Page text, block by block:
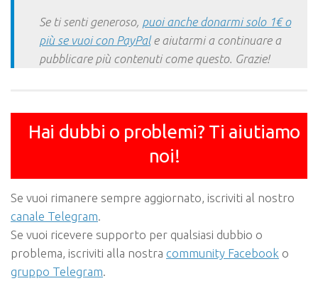
Se ti senti generoso, puoi anche donarmi solo 1€ o
più se vuoi con PayPale aiutarmi a continuare a
pubblicare più contenuti come questo. Grazie!
Hai dubbi o problemi? Ti aiutiamo
noi!
Se vuoi rimanere sempre aggiornato, iscriviti al nostro
canale Telegram.
Se vuoi ricevere supporto per qualsiasi dubbio o
problema, iscriviti alla nostra community Facebook o
gruppo Telegram.